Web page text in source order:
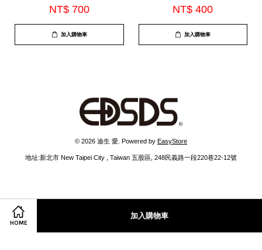
HOME
加入購物車
NT$ 700
加入購物車
NT$ 400
加入購物車
© 2026 迪生 愛. Powered by EasyStore
地址:新北市 New Taipei City , Taiwan 五股區, 248民義路一段220巷22-12號